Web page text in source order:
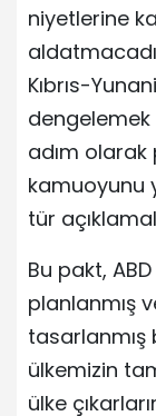
niyetlerine
Kıbrıs-
dengelemek
adım olarak
kamuoyunu
tür
Bu pakt,
planlanmış
ülkemizin
ülke